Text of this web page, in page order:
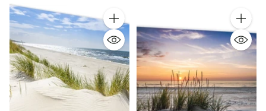
Kiekis Kiekis